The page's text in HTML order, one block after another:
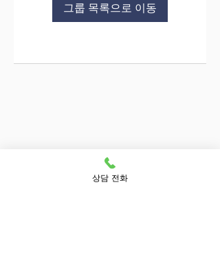
그룹 목록으로 이동
상담 전화